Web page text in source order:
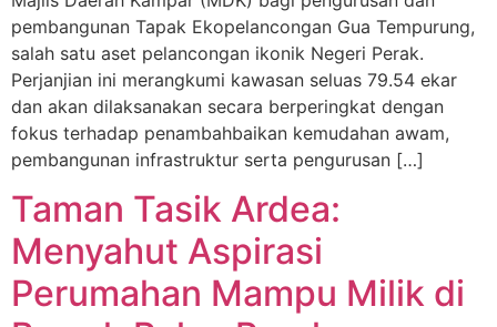
pembangunan Tapak Ekopelancongan Gua Tempurung,
salah satu aset pelancongan ikonik Negeri Perak.
Perjanjian ini merangkumi kawasan seluas 79.54 ekar
dan akan dilaksanakan secara berperingkat dengan
fokus terhadap penambahbaikan kemudahan awam,
pembangunan infrastruktur serta pengurusan […]
Taman Tasik Ardea:
Menyahut Aspirasi
Perumahan Mampu Milik di